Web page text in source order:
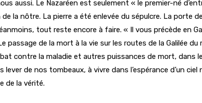
aussi. Le Nazaréen est seulement « le premier-né
nôtre. La pierre a été enlevée du sépulcre. La porte
tout reste encore à faire. « Il vous précède en
passage de la mort à la vie sur les routes de la Galilée
contre la maladie et autres puissances de mort,
de nos tombeaux, à vivre dans l’espérance d’un ciel
de la vérité.